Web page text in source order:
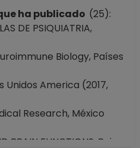
Facultad de
Ciencias
Desde 16-10-2014
hasta 15-04-2015
PROFESOR
ASIGNATURA A TP
No Definitivo
Facultad de
Ciencias
Desde 01-06-2013
ha publicado (25):
DE PSIQUIATRIA,
Biology, Países
Unidos America (2017,
Research, México
BRAIN FUNCTIONS, Reino